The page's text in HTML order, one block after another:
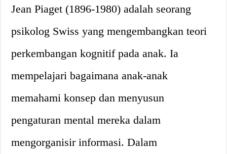
Jean Piaget (1896-1980) adalah seorang
psikolog Swiss yang mengembangkan teori
perkembangan kognitif pada anak. Ia
mempelajari bagaimana anak-anak
memahami konsep dan menyusun
pengaturan mental mereka dalam
mengorganisir informasi. Dalam